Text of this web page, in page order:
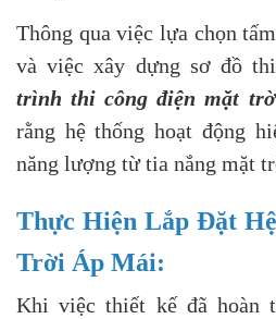
Thông qua việc lựa chọn
và việc xây dựng sơ đồ
trình thi công điện mặt
rằng hệ thống hoạt động
năng lượng từ tia nắng mặt
Thực Hiện Lắp Đặt
Trời Áp Mái:
Khi việc thiết kế đã hoàn